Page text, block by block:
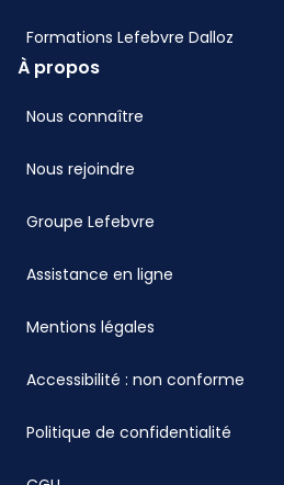
Formations Lefebvre Dalloz
À propos
Nous connaître
Nous rejoindre
Groupe Lefebvre
Assistance en ligne
Mentions légales
Accessibilité : non conforme
Politique de confidentialité